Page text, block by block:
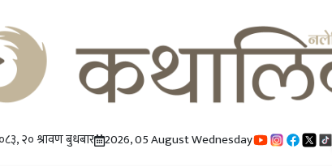
२० श्रावण बुधबार 2026, 05 August Wednesday